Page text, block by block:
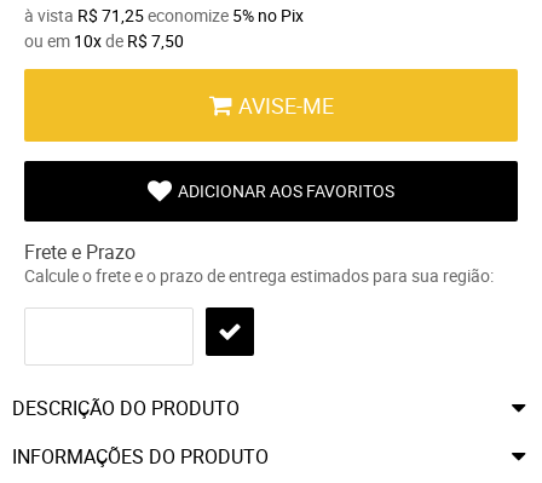
à vista R$ 71,25economize 5% no Pix
ou em 10xde R$ 7,50
AVISE-ME
ADICIONAR AOS FAVORITOS
Frete e Prazo
Calcule o frete e o prazo de entrega estimados para sua região:
DESCRIÇÃO DO PRODUTO
INFORMAÇÕES DO PRODUTO